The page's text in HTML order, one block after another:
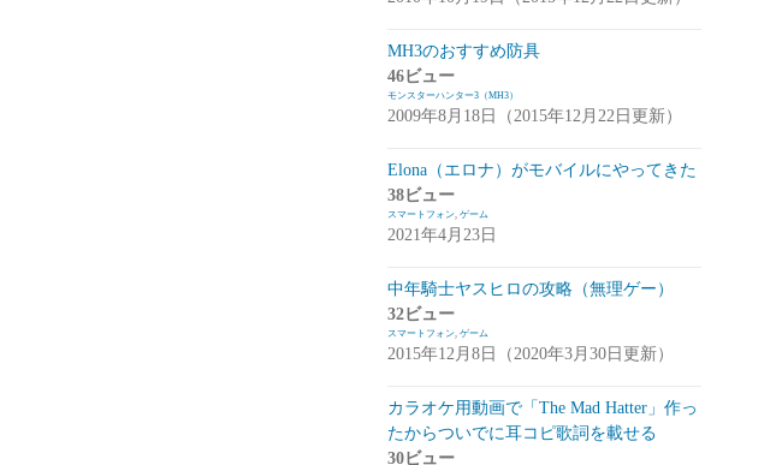
メビウスファイナルファンタジー(メビウ
スFF) (157)
ジョブステータス
カオスの魔窟
テイルズウィーバー：SecondRun(TWSR)
(10)
雑談
MH3のおすすめ防具
46ビュー
モンスターハンター3（MH3）
2009年8月18日（2015年12月22日更新）
Elona（エロナ）がモバイルにやってきた
38ビュー
スマートフォン, ゲーム
2021年4月23日
中年騎士ヤスヒロの攻略（無理ゲー）
32ビュー
スマートフォン, ゲーム
2015年12月8日（2020年3月30日更新）
カラオケ用動画で「The Mad Hatter」作っ
たからついでに耳コピ歌詞を載せる
30ビュー